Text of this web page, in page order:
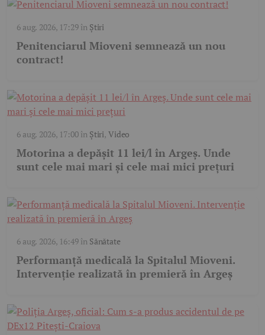
6 aug. 2026, 17:29în Știri
Penitenciarul Mioveni semnează un nou
contract!
6 aug. 2026, 17:00în Știri,Video
Motorina a depășit 11 lei/l în Argeș. Unde
sunt cele mai mari și cele mai mici prețuri
6 aug. 2026, 16:49în Sănătate
Performanță medicală la Spitalul Mioveni.
Intervenție realizată în premieră în Argeș